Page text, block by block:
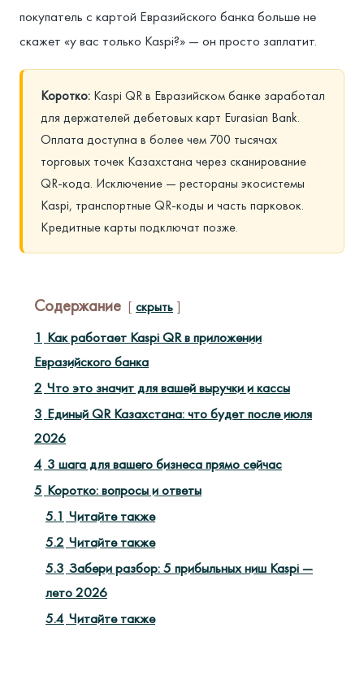
покупатель с картой Евразийского банка больше не
скажет «у вас только Kaspi?» — он просто заплатит.
Коротко: Kaspi QR в Евразийском банке заработал
для держателей дебетовых карт Eurasian Bank.
Оплата доступна в более чем 700 тысячах
торговых точек Казахстана через сканирование
QR-кода. Исключение — рестораны экосистемы
Kaspi, транспортные QR-коды и часть парковок.
Кредитные карты подключат позже.
Содержание скрыть
1 Как работает Kaspi QR в приложении
Евразийского банка
2 Что это значит для вашей выручки и кассы
3 Единый QR Казахстана: что будет после июля
2026
4 3 шага для вашего бизнеса прямо сейчас
5 Коротко: вопросы и ответы
5.1 Читайте также
5.2 Читайте также
5.3 Забери разбор: 5 прибыльных ниш Kaspi —
лето 2026
5.4 Читайте также